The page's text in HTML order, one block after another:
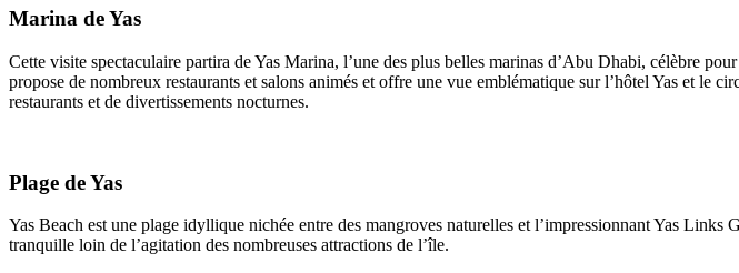
Marina de Yas
Cette visite spectaculaire partira de Yas Marina, l’une des plus belles marinas d’Abu Dhabi, célèbre
propose de nombreux restaurants et salons animés et offre une vue emblématique sur l’hôtel Yas et le
restaurants et de divertissements nocturnes.
Plage de Yas
Yas Beach est une plage idyllique nichée entre des mangroves naturelles et l’impressionnant Yas
tranquille loin de l’agitation des nombreuses attractions de l’île.